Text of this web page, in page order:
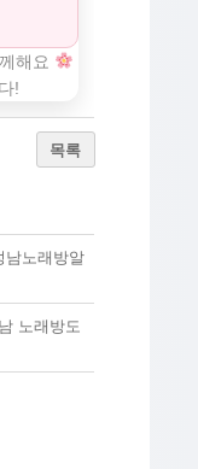
해요
!
목록
남노래방알
노래방도